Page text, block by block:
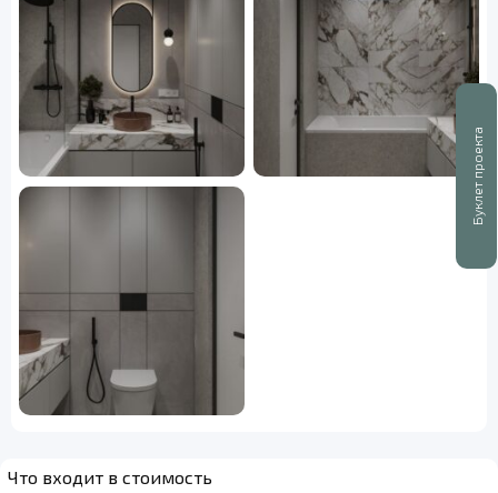
Буклет проекта
Что входит в стоимость